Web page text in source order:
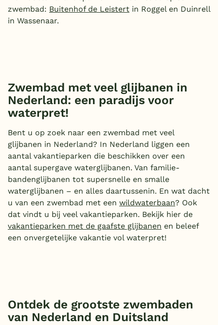
zwembad: Buitenhof de Leistert in Roggel en Duinrell
in Wassenaar.
Zwembad met veel glijbanen in
Nederland: een paradijs voor
waterpret!
Bent u op zoek naar een zwembad met veel
glijbanen in Nederland? In Nederland liggen een
aantal vakantieparken die beschikken over een
aantal supergave waterglijbanen. Van familie-
bandenglijbanen tot supersnelle en smalle
waterglijbanen – en alles daartussenin. En wat dacht
u van een zwembad met een wildwaterbaan? Ook
dat vindt u bij veel vakantieparken. Bekijk hier de
vakantieparken met de gaafste glijbanen en beleef
een onvergetelijke vakantie vol waterpret!
Ontdek de grootste zwembaden
van Nederland en Duitsland